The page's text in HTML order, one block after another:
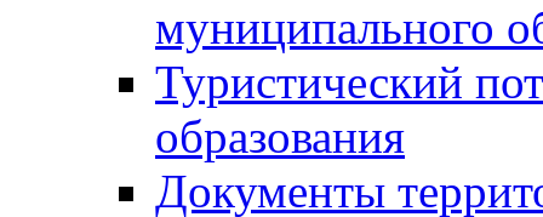
муниципального
Туристический
образования
Документы